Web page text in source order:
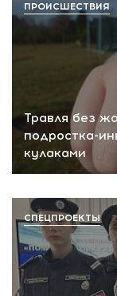
Травля без
подростка-
кулаками
ПРОИСШЕСТВИЯ
СПЕЦПРОЕКТЫ